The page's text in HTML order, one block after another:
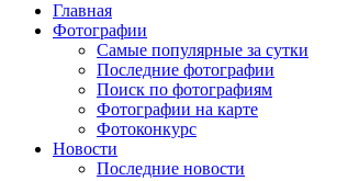
Главная
Фотографии
Cамые популярные за сутки
Последние фотографии
Поиск по фотографиям
Фотографии на карте
Фотоконкурс
Новости
Последние новости